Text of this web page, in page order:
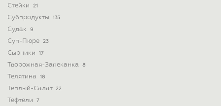
Стейки 21
Субпродукты 135
Судак 9
Суп-Пюре 23
Сырники 17
Творожная-Запеканка 8
Телятина 18
Теплый-Салат 22
Тефтели 7